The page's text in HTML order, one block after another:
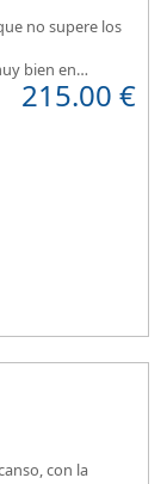
no supere los
bien en
215.00 €
con la